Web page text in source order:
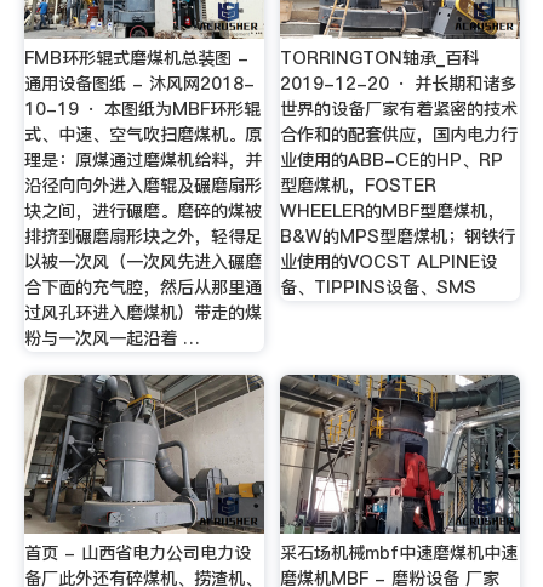
FMB环形辊式磨煤机总装图 -
通用设备图纸 - 沐风网2018-
10-19 · 本图纸为MBF环形辊
式、中速、空气吹扫磨煤机。原
理是：原煤通过磨煤机给料，并
沿径向向外进入磨辊及碾磨扇形
块之间，进行碾磨。磨碎的煤被
排挤到碾磨扇形块之外，轻得足
以被一次风（一次风先进入碾磨
合下面的充气腔，然后从那里通
过风孔环进入磨煤机）带走的煤
粉与一次风一起沿着 …
TORRINGTON轴承_百科
2019-12-20 · 并长期和诸多
世界的设备厂家有着紧密的技术
合作和的配套供应，国内电力行
业使用的ABB-CE的HP、RP
型磨煤机，FOSTER
WHEELER的MBF型磨煤机，
B&W的MPS型磨煤机；钢铁行
业使用的VOCST ALPINE设
备、TIPPINS设备、SMS
首页 - 山西省电力公司电力设
备厂此外还有碎煤机、捞渣机、
采石场机械mbf中速磨煤机中速
磨煤机MBF - 磨粉设备 厂家